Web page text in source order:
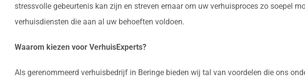
stressvolle gebeurtenis kan zijn en streven ernaar om uw verhuisproces zo soepel
verhuisdiensten die aan al uw behoeften voldoen.
Waarom kiezen voor VerhuisExperts?
Als gerenommeerd verhuisbedrijf in Beringe bieden wij tal van voordelen die ons